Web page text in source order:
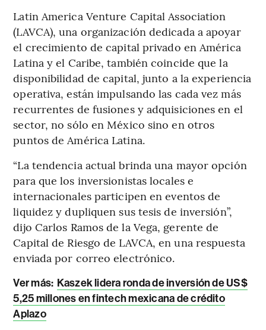
Latin America Venture Capital Association
(LAVCA), una organización dedicada a apoyar
el crecimiento de capital privado en América
Latina y el Caribe, también coincide que la
disponibilidad de capital, junto a la experiencia
operativa, están impulsando las cada vez más
recurrentes de fusiones y adquisiciones en el
sector, no sólo en México sino en otros
puntos de América Latina.
“La tendencia actual brinda una mayor opción
para que los inversionistas locales e
internacionales participen en eventos de
liquidez y dupliquen sus tesis de inversión”,
dijo Carlos Ramos de la Vega, gerente de
Capital de Riesgo de LAVCA, en una respuesta
enviada por correo electrónico.
Ver más: Kaszek lidera ronda de inversión de US$
5,25 millones en fintech mexicana de crédito
Aplazo